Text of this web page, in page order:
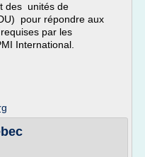
des unités de
pour répondre aux
par les
International.